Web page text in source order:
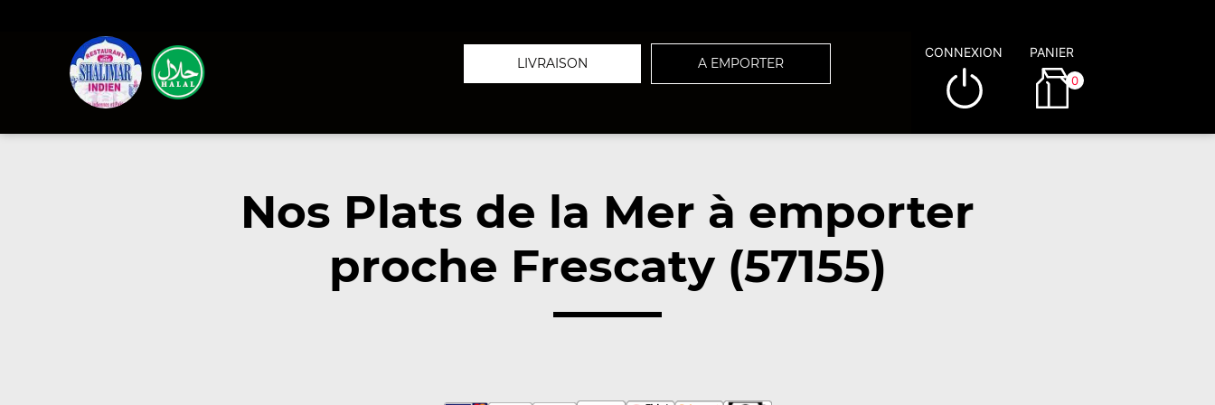
LIVRAISON A EMPORTER
CONNEXION PANIER
0
Nos Plats de la Mer à emporter
proche Frescaty (57155)